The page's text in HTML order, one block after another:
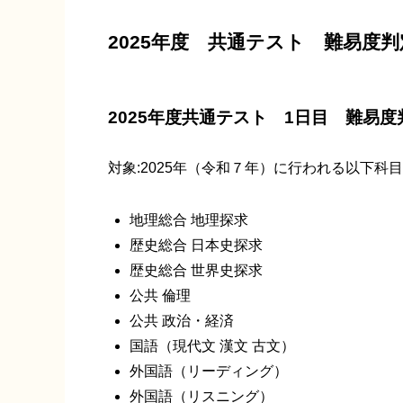
2025年度 共通テスト 難易度判
2025年度共通テスト 1日目 難易度
対象:2025年（令和７年）に行われる以下科目
地理総合 地理探求
歴史総合 日本史探求
歴史総合 世界史探求
公共 倫理
公共 政治・経済
国語（現代文 漢文 古文）
外国語（リーディング）
外国語（リスニング）